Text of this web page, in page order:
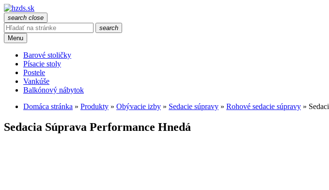
search close
search
Menu
Barové stoličky
Písacie stoly
Postele
Vankúše
Balkónový nábytok
Domáca stránka » Produkty » Obývacie izby » Sedacie súpravy » Rohové sedacie súpravy »
Sedacia Súprava Performance Hnedá